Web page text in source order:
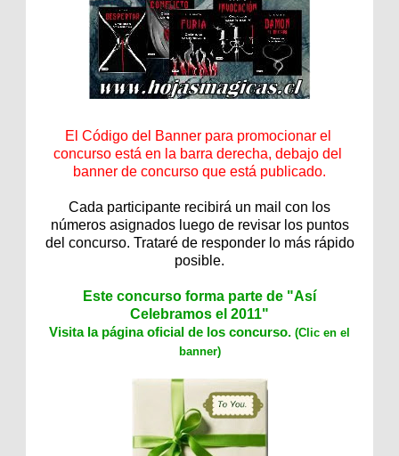
El Código del Banner para promocionar el
concurso está en la barra derecha, debajo del
banner de concurso que está publicado.
Cada participante recibirá un mail con los
números asignados luego de revisar los puntos
del concurso. Trataré de responder lo más rápido
posible.
Este concurso forma parte de "Así
Celebramos el 2011"
Visita la página oficial de los concurso. (Clic en el
banner)